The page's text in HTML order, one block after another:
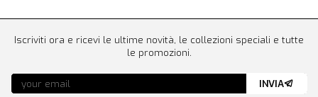
Iscriviti ora e ricevi le ultime novità, le collezioni speciali e tutte
le promozioni.
INVIA